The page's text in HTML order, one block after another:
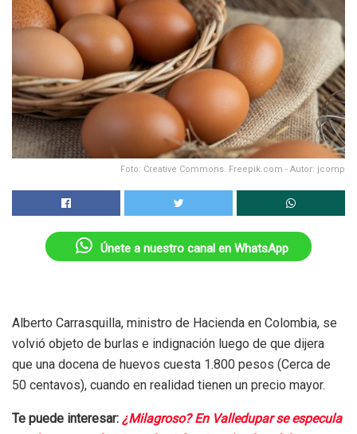
Foto: Creative Commons. Freepik.com - Autor: jcomp
Únete a nuestro canal en WhatsApp
Alberto Carrasquilla, ministro de Hacienda en Colombia, se
volvió objeto de burlas e indignación luego de que dijera
que una docena de huevos cuesta 1.800 pesos (Cerca de
50 centavos), cuando en realidad tienen un precio mayor.
Te puede interesar: ¿Milagroso? En Valledupar se especula